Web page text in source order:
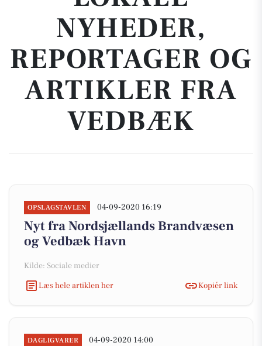
NYHEDER,
REPORTAGER OG
ARTIKLER FRA
VEDBÆK
OPSLAGSTAVLEN 04-09-2020 16:19
Nyt fra Nordsjællands Brandvæsen
og Vedbæk Havn
Kilde: Sociale medier
Læs hele artiklen her
Kopiér link
DAGLIGVARER 04-09-2020 14:00